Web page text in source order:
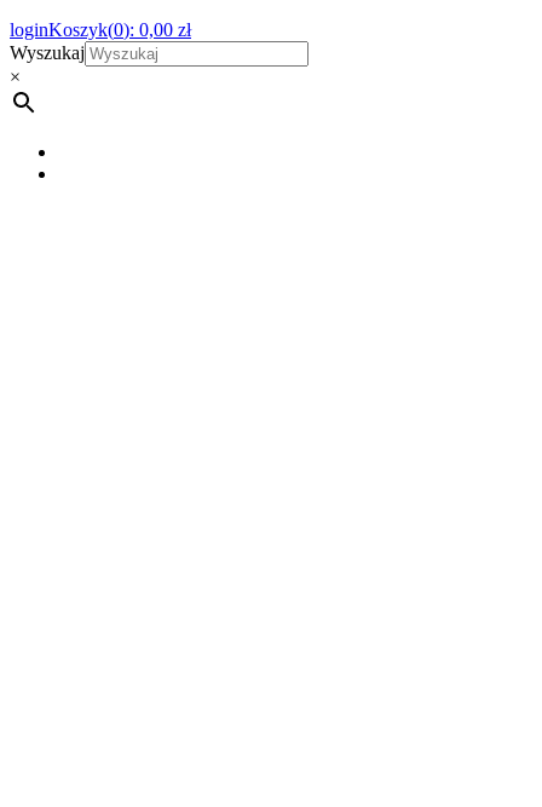
loginKoszyk(0): 0,00 zł
Wyszukaj
×